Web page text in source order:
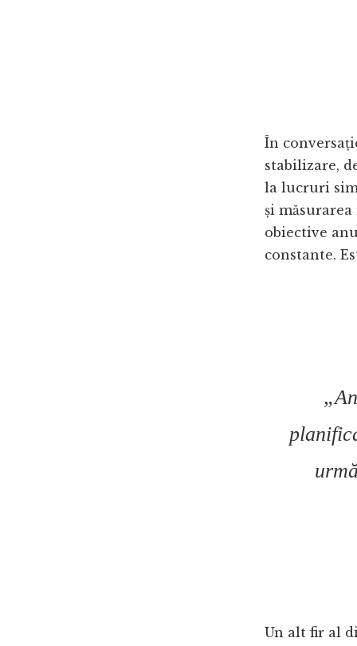
În
stabilizare,
la lucruri
și
obiective
constante.
Un alt fir al